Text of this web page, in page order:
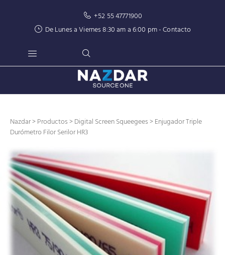
+52 55 47771900
De Lunes a Viernes 8:30 am a 6:00 pm -Contacto
Nazdar>Productos>Digital Screen Squeegees> Enjugador Triple
Durómetro Filor Serilor HR3